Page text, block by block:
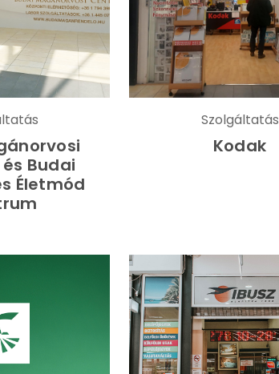
Budai
Életmód
Szolgáltatás
Kodak